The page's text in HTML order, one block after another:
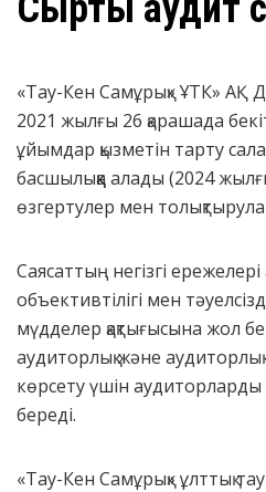
«Тау-Кен Самұрық» ҰТК» AҚ
2021 жылғы 26 қарашада
ұйымдар қызметін тарту
басшылыққа алады (2024
өзгертулер мен
Саясаттың негізгі
объективтілігі мен
мүдделер қақтығысына жол
аудиторлық және аудиторлық
көрсету үшін аудиторларды
береді.
«Тау-Кен Самұрық» ұлттық